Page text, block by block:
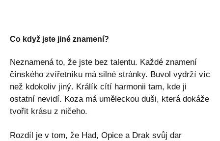
Co když jste jiné znamení?
Neznamená to, že jste bez talentu. Každé znamení
čínského zvířetníku má silné stránky. Buvol vydrží víc
než kdokoliv jiný. Králík cítí harmonii tam, kde ji
ostatní nevidí. Koza má uměleckou duši, která dokáže
tvořit krásu z ničeho.
Rozdíl je v tom, že Had, Opice a Drak svůj dar